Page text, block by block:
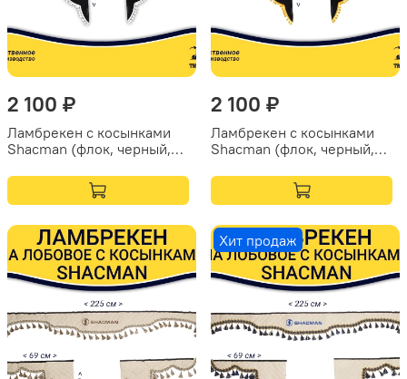
2 100 ₽
Ламбрекен с косынками
Shacman (флок, черный,
2 100 ₽
Ламбрекен с косынками
Shacman (флок, черный,
Хит продаж